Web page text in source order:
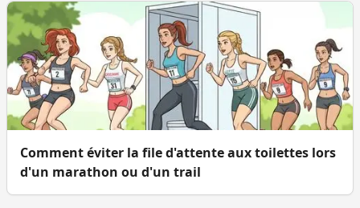
Comment éviter la file d'attente aux toilettes lors
d'un marathon ou d'un trail